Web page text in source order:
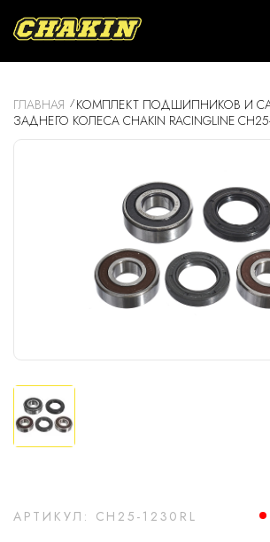
ГЛАВНАЯ
КОМПЛЕКТ ПОДШИПНИКОВ И
ЗАДНЕГО КОЛЕСА CHAKIN RACINGLINE
АРТИКУЛ: CH25-1230RL